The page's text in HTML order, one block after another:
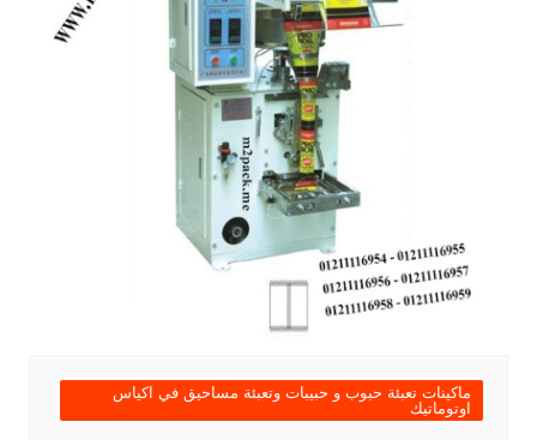
ماكينات تعبئة حبوب و حبيبات وتعبئة مساحيق في اكياس
اوتوماتيك